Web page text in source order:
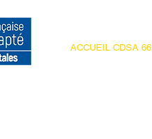
ACCUEIL CDSA 66